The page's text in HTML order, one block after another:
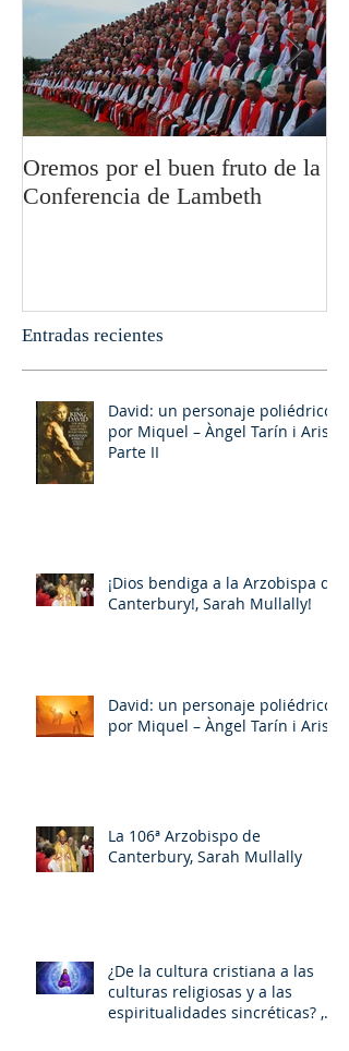
Oremos por el buen fruto de la
Conferencia de Lambeth
Entradas recientes
David: un personaje poliédrico,
por Miquel – Àngel Tarín i Arisó
Parte II
¡Dios bendiga a la Arzobispa de
Canterbury!, Sarah Mullally!
David: un personaje poliédrico,
por Miquel – Àngel Tarín i Arisó
La 106ª Arzobispo de
Canterbury, Sarah Mullally
¿De la cultura cristiana a las
culturas religiosas y a las
espiritualidades sincréticas? ,